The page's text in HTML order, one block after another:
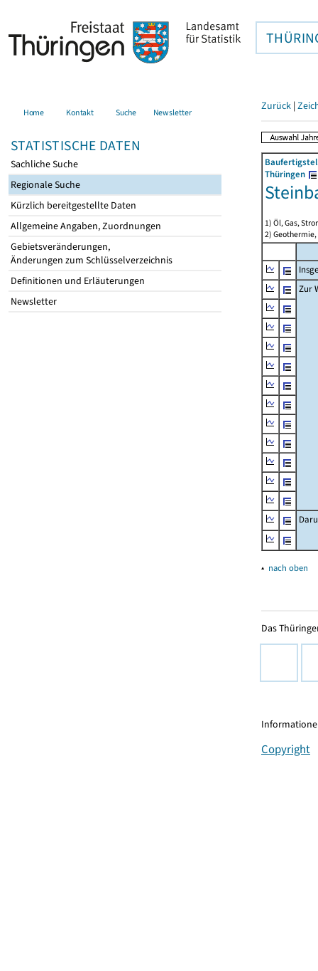
Home Kontakt Suche Newsletter
STATISTISCHE DATEN
Sachliche Suche
Regionale Suche
Kürzlich bereitgestellte Daten
Allgemeine Angaben, Zuordnungen
Gebietsveränderungen,
Änderungen zum Schlüsselverzeichnis
Definitionen und Erläuterungen
Newsletter
Zurück |
Thüringen
1) Öl, Gas,
2)
Zur
▴ nach oben
Das
Copyright